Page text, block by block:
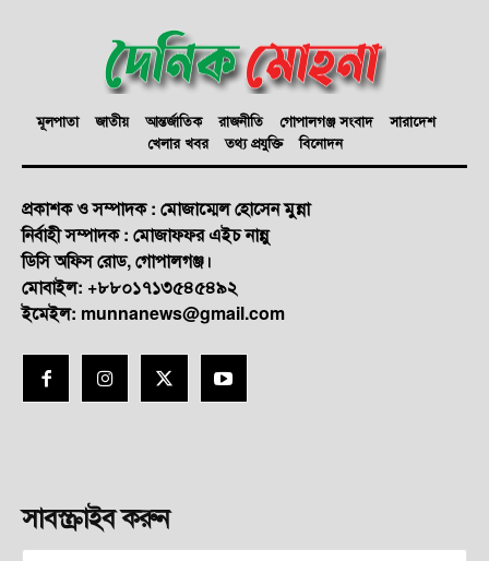
মূলপাতা জাতীয় আন্তর্জাতিক রাজনীতি গোপালগঞ্জ সংবাদ
সারাদেশ
খেলার খবর
তথ্য প্রযুক্তি বিনোদন
প্রকাশক ও সম্পাদক : মোজাম্মেল হোসেন মুন্না
নির্বাহী সম্পাদক : মোজাফফর এইচ নান্নু
ডি‌সি অ‌ফিস রোড, গোপালগঞ্জ।
মোবাইল: +৮৮০১৭১৩৫৪৫৪৯২
ইমেইল: munnanews@gmail.com
সাবস্ক্রাইব করুন